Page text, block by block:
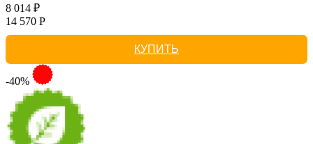
8 014 ₽
14 570 Р
КУПИТЬ
-40%